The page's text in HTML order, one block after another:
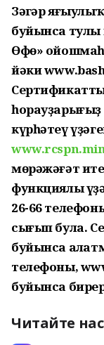
Зәңгәр
буйынса тулы
Өфө»
йәки
күрһәтеү
мөрәжәғәт
функциялы
26-66
сығып була.
буйынса
телефоны,
буйынса
Читайте нас